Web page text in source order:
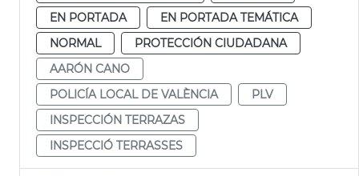
EN PORTADA
EN PORTADA TEMÁTICA
NORMAL
PROTECCIÓN CIUDADANA
AARÓN CANO
POLICÍA LOCAL DE VALÈNCIA
PLV
INSPECCIÓN TERRAZAS
INSPECCIÓ TERRASSES